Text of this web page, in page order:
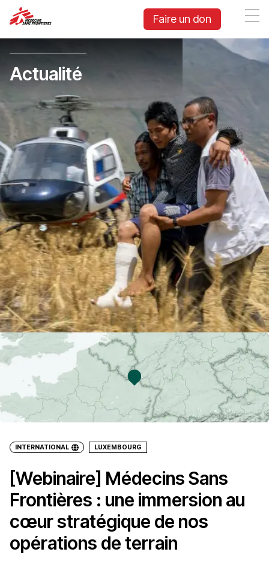
Faire un don
Actualité
INTERNATIONAL LUXEMBOURG
[Webinaire] Médecins Sans
Frontières : une immersion au
cœur stratégique de nos
opérations de terrain